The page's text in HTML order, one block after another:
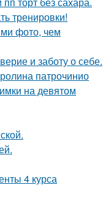
тренировки!
фото, чем
и заботу о себе.
патрочинио
на девятом
4 курса